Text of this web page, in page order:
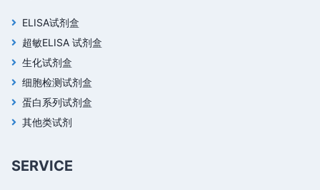
ELISA试剂盒
超敏ELISA 试剂盒
生化试剂盒
细胞检测试剂盒
蛋白系列试剂盒
其他类试剂
SERVICE